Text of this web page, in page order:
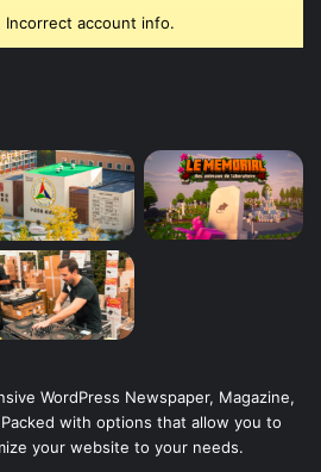
Incorrect account info.
WordPress Newspaper, Magazine,
with options that allow you to
your website to your needs.